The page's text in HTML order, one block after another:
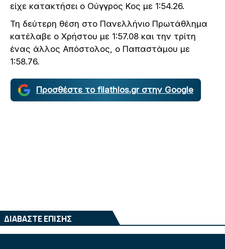
είχε κατακτήσει ο Ούγγρος Κος με 1:54.26.
Τη δεύτερη θέση στο Πανελλήνιο Πρωτάθλημα
κατέλαβε ο Χρήστου με 1:57.08 και την τρίτη
ένας άλλος Απόστολος, ο Παπαστάμου με
1:58.76.
Προσθέστε το filathlos.gr στην Google
ΔΙΑΒΑΣΤΕ ΕΠΙΣΗΣ